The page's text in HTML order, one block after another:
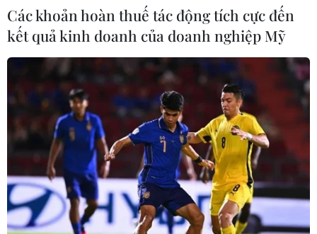
Các khoản hoàn thuế tác động tích cực đến
kết quả kinh doanh của doanh nghiệp Mỹ